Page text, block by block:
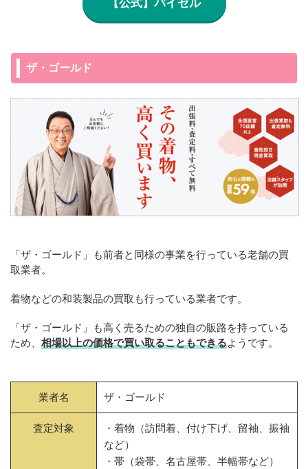
ザ・ゴールド
「ザ・ゴールド」も前者と同様の事業を行っている老舗の買
取業者。
着物などの和装製品の買取も行っている業者です。
「ザ・ゴールド」も高く売るための独自の販路を持っている
ため、 相場以上の価格で買い取ることもできるようです。
業者名 ザ・ゴールド
査定対象
・着物（訪問着、付け下げ、留袖、振袖
など）
・帯（袋帯、名古屋帯、半幅帯など）